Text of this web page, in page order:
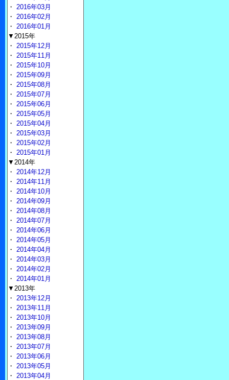
・ 2016年03月
・ 2016年02月
・ 2016年01月
▼2015年
・ 2015年12月
・ 2015年11月
・ 2015年10月
・ 2015年09月
・ 2015年08月
・ 2015年07月
・ 2015年06月
・ 2015年05月
・ 2015年04月
・ 2015年03月
・ 2015年02月
・ 2015年01月
▼2014年
・ 2014年12月
・ 2014年11月
・ 2014年10月
・ 2014年09月
・ 2014年08月
・ 2014年07月
・ 2014年06月
・ 2014年05月
・ 2014年04月
・ 2014年03月
・ 2014年02月
・ 2014年01月
▼2013年
・ 2013年12月
・ 2013年11月
・ 2013年10月
・ 2013年09月
・ 2013年08月
・ 2013年07月
・ 2013年06月
・ 2013年05月
・ 2013年04月